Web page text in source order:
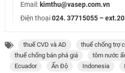
Email: kimthu@vasep.com.vn
Điện thoại024. 37715055 –
thuế CVD và AD
thuế chống trợ
thuế chống bán phá giá
tôm nước
Ecuador
Ấn Độ Indonesia